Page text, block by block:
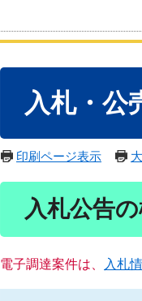
入札・公
印刷ページ表示
入札公告
電子調達案件は、 入札